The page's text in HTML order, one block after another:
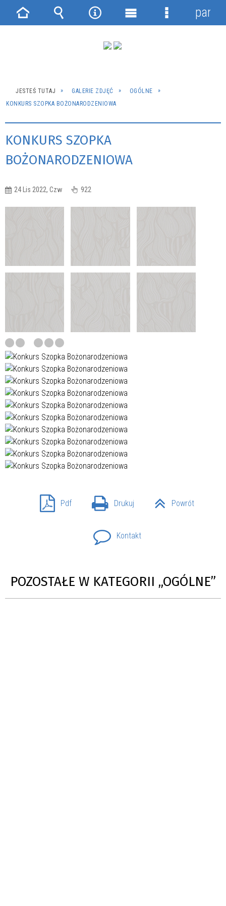
JESTEŚ TUTAJ GALERIE ZDJĘĆ
OGÓLNE
KONKURS SZOPKA BOŻONARODZENIOWA
KONKURS SZOPKA
BOŻONARODZENIOWA
24 Lis 2022, Czw 922
Pdf Drukuj Powrót
Kontakt
POZOSTAŁE W KATEGORII „OGÓLNE”
Strona Wyszukiwarka
NarzędziaMenu
Menu
panel